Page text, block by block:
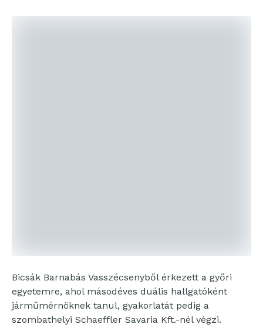
Bicsák Barnabás Vasszécsenyből érkezett a győri
egyetemre, ahol másodéves duális hallgatóként
járműmérnöknek tanul, gyakorlatát pedig a
szombathelyi Schaeffler Savaria Kft.-nél végzi.